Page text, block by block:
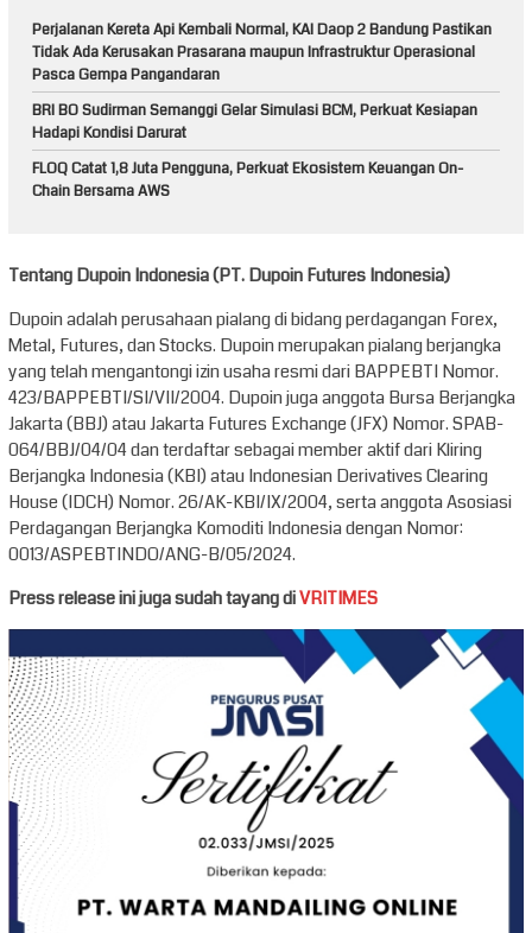
Perjalanan Kereta Api Kembali Normal, KAI Daop 2 Bandung Pastikan
Tidak Ada Kerusakan Prasarana maupun Infrastruktur Operasional
Pasca Gempa Pangandaran
BRI BO Sudirman Semanggi Gelar Simulasi BCM, Perkuat Kesiapan
Hadapi Kondisi Darurat
FLOQ Catat 1,8 Juta Pengguna, Perkuat Ekosistem Keuangan On-
Chain Bersama AWS
Tentang Dupoin Indonesia (PT. Dupoin Futures Indonesia)
Dupoin adalah perusahaan pialang di bidang perdagangan Forex,
Metal, Futures, dan Stocks. Dupoin merupakan pialang berjangka
yang telah mengantongi izin usaha resmi dari BAPPEBTI Nomor.
423/BAPPEBTI/SI/VII/2004. Dupoin juga anggota Bursa Berjangka
Jakarta (BBJ) atau Jakarta Futures Exchange (JFX) Nomor. SPAB-
064/BBJ/04/04 dan terdaftar sebagai member aktif dari Kliring
Berjangka Indonesia (KBI) atau Indonesian Derivatives Clearing
House (IDCH) Nomor. 26/AK-KBI/IX/2004, serta anggota Asosiasi
Perdagangan Berjangka Komoditi Indonesia dengan Nomor:
0013/ASPEBTINDO/ANG-B/05/2024.
Press release ini juga sudah tayang diVRITIMES